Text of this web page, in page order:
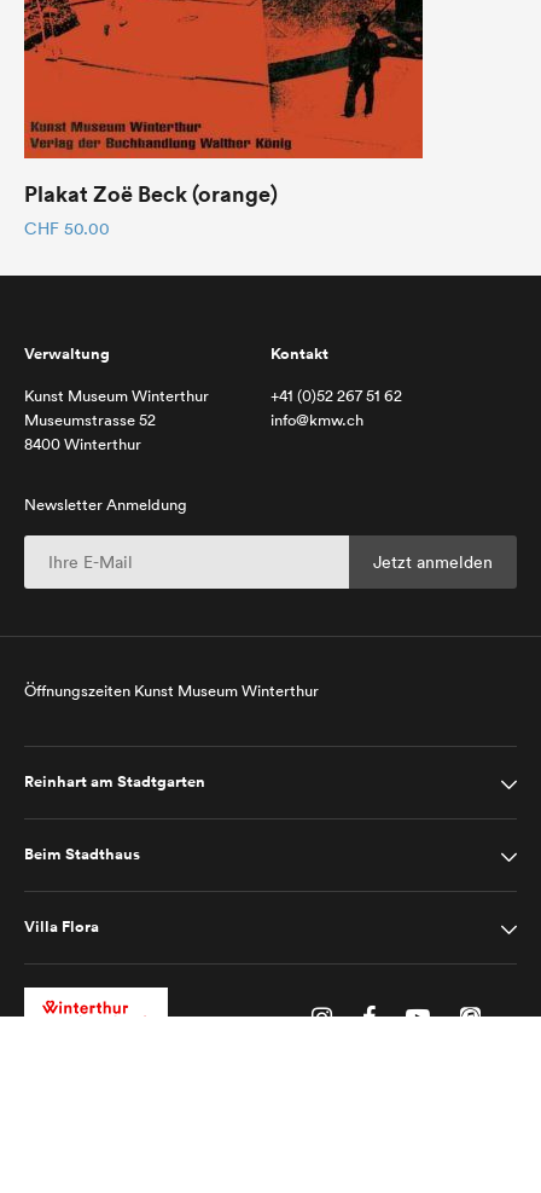
Plakat Zoë Beck (orange)
CHF 50.00
Verwaltung
Kunst Museum Winterthur
Museumstrasse 52
8400 Winterthur
Kontakt
+41 (0)52 267 51 62
info@kmw.ch
Newsletter Anmeldung
Öffnungszeiten Kunst Museum Winterthur
Reinhart am Stadtgarten
Beim Stadthaus
Villa Flora